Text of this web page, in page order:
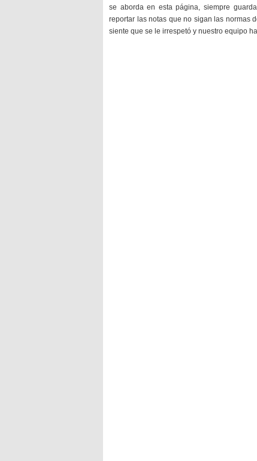
se aborda en esta página, siempre
reportar las notas que no sigan las normas
siente que se le irrespetó y nuestro equipo